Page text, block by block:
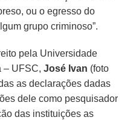
ou o egresso do
grupo criminoso”.
pela Universidade
– UFSC, José Ivan (foto
as declarações dadas
dele como pesquisador
das instituições as